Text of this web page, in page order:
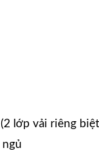
lớp vải riêng
ngủ